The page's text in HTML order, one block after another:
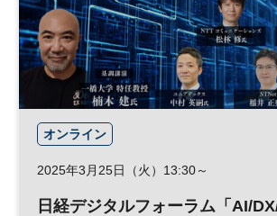
オンライン
2025年3月25日（火）13:30～
日経デジタルフォーラム「AI/